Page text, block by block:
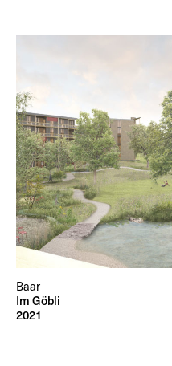
Baar
Im Göbli
2021